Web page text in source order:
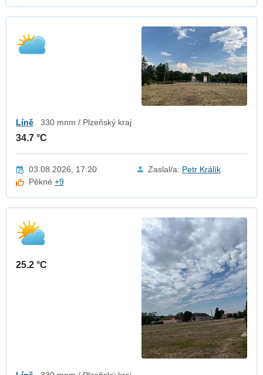
Líně 330 mnm / Plzeňský kraj
34.7 °C
03.08.2026, 17:20 Zaslal/a: Petr Králík
Pěkné+9
25.2 °C